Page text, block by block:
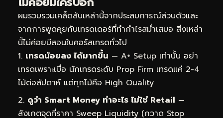
ผมรวบรวมเคล็ดลับเหล่านี้จากประสบการณ์ส่วนตัวและ
จากการพูดคุยกับเทรดเดอร์ที่ทำกำไรสม่ำเสมอ สิ่งเหล่า
นี้ไม่ค่อยมีสอนในคอร์สเทรดทั่วไป
เทรดน้อยลง ได้มากขึ้น — A+ Setup เท่านั้น อย่า
เทรดเพราะเบื่อ นักเทรดระดับ Prop Firm เทรดแค่ 2-4
ไม้ต่อสัปดาห์ แต่ทุกไม้คือ High Quality
ดูว่า Smart Money ทำอะไร ไม่ใช่ Retail —
สังเกตจุดที่ราคา Sweep Liquidity (กวาด Stop